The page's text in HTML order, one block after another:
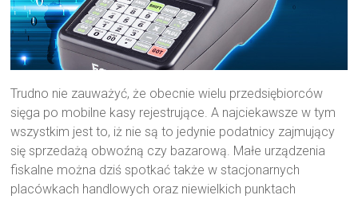
Trudno nie zauważyć, że obecnie wielu przedsiębiorców
sięga po mobilne kasy rejestrujące. A najciekawsze w tym
wszystkim jest to, iż nie są to jedynie podatnicy zajmujący
się sprzedażą obwoźną czy bazarową. Małe urządzenia
fiskalne można dziś spotkać także w stacjonarnych
placówkach handlowych oraz niewielkich punktach